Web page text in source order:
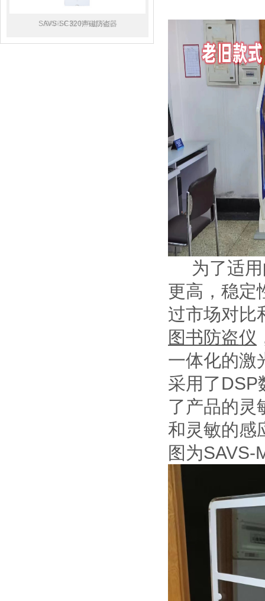
SAVS-SC320声磁防盗器
SAVS-F 图书防盗系统
为了适用
更高，稳定
过市场对比
图书防盗仪
一体化的激
采用了DSP
了产品的灵
和灵敏的感
图为SAVS-